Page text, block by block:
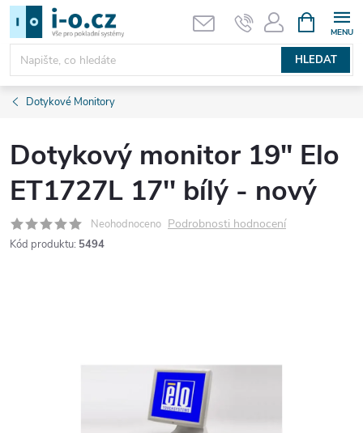
Přejít
obsah
HLEDAT
NÁKUPNÍ
KOŠÍK
Dotykové Monitory
Dotykový monitor 19" Elo
ET1727L 17'' bílý - nový
Neohodnoceno Podrobnosti hodnocení
Kód produktu: 5494